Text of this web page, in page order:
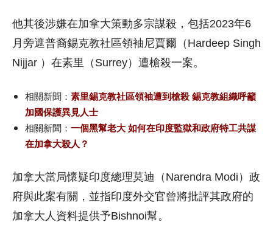
他其後涉嫌在加拿大策動多宗謀殺，包括2023年6
月旁遮普裔錫克教社區領袖尼賈爾（Hardeep Singh
Nijjar ）在素里（Surrey）遭槍殺一案。
相關新聞： 素里錫克教社區領袖遭到槍殺 錫克教組織呼籲
加國保護異見人士
相關新聞： 一個黑幫老大 如何在印度監獄和政府特工共謀
在加拿大殺人？
加拿大當局懷疑印度總理莫迪（Narendra Modi）政
府與此案有關，並指印度外交官曾將批評其政府的
加拿大人資料提供予Bishnoi幫。